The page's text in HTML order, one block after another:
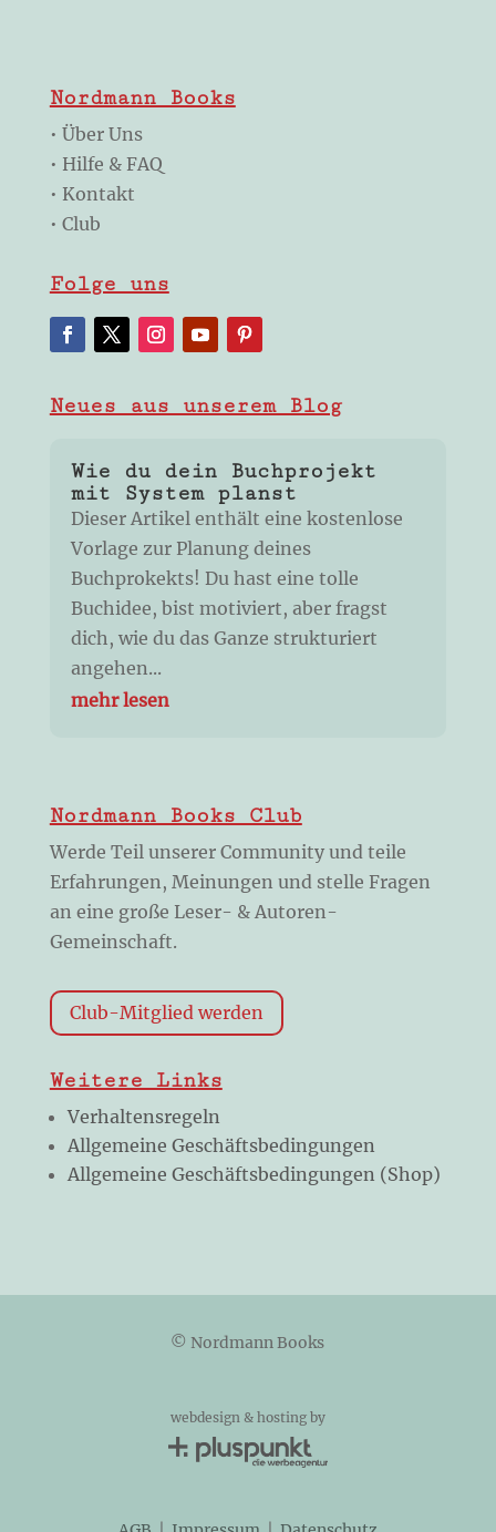
Nordmann Books
• Über Uns
• Hilfe & FAQ
• Kontakt
• Club
Folge uns
Neues aus unserem Blog
Wie du dein Buchprojekt
mit System planst
Dieser Artikel enthält eine kostenlose
Vorlage zur Planung deines
Buchprokekts! Du hast eine tolle
Buchidee, bist motiviert, aber fragst
dich, wie du das Ganze strukturiert
angehen...
mehr lesen
Nordmann Books Club
Werde Teil unserer Community und teile
Erfahrungen, Meinungen und stelle Fragen
an eine große Leser- & Autoren-
Gemeinschaft.
Club-Mitglied werden
Weitere Links
Verhaltensregeln
Allgemeine Geschäftsbedingungen
Allgemeine Geschäftsbedingungen (Shop)
© Nordmann Books
webdesign & hosting by